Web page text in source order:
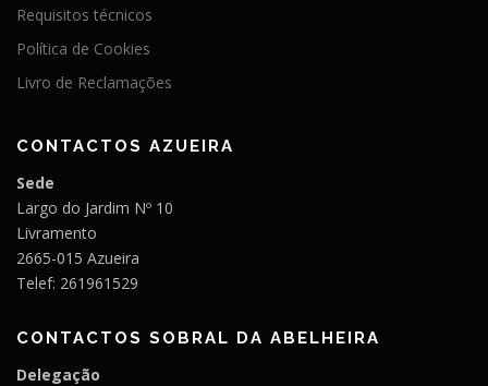
Requisitos técnicos
Política de Cookies
Livro de Reclamações
CONTACTOS AZUEIRA
Sede
Largo do Jardim Nº 10
Livramento
2665-015 Azueira
Telef: 261961529
CONTACTOS SOBRAL DA ABELHEIRA
Delegação